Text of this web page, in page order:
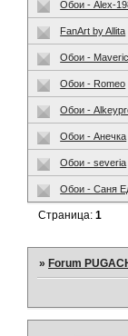
Обои - Alex-
FanArt by Allita
Обои -
Обои - Romeo
Обои -
Обои - Анечка
Обои - severia
Обои - Саня
Страница:1
»Forum